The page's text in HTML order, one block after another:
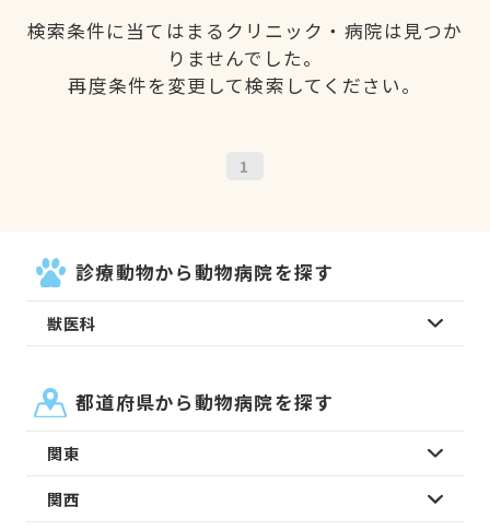
検索条件に当てはまるクリニック・病院は見つか
りませんでした。
再度条件を変更して検索してください。
1
診療動物から動物病院を探す
獣医科
都道府県から動物病院を探す
関東
関西